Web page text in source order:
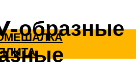
образные